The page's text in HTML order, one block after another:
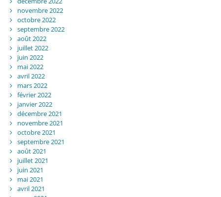
novembre 2022
octobre 2022
septembre 2022
août 2022
juillet 2022
juin 2022
mai 2022
avril 2022
mars 2022
février 2022
janvier 2022
décembre 2021
novembre 2021
octobre 2021
septembre 2021
août 2021
juillet 2021
juin 2021
mai 2021
avril 2021